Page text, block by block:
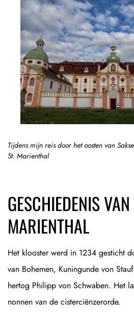
Tijdens mijn reis door het oosten van
St. Marienthal
GESCHIEDENIS
MARIENTHAL
Het klooster werd in 1234 gesticht
van Bohemen, Kuningunde von
hertog Philipp von Schwaben. Het
nonnen van de cisterciënzerorde.